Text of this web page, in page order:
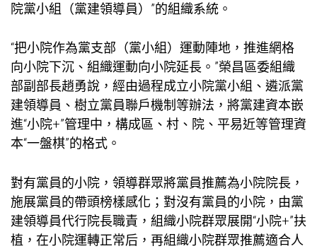
院黨小組（黨建領導員）”的組織系統。
“把小院作為黨支部（黨小組）運動陣地，推進網格
向小院下沉、組織運動向小院延長。”榮昌區委組織
部副部長趙勇說，經由過程成立小院黨小組、遴派黨
建領導員、樹立黨員聯戶機制等辦法，將黨建資本嵌
進“小院+”管理中，構成區、村、院、平易近等管理資
本“一盤棋”的格式。
對有黨員的小院，領導群眾將黨員推薦為小院院長，
施展黨員的帶頭榜樣感化；對沒有黨員的小院，由黨
建領導員代行院長職責，組織小院群眾展開“小院+”扶
植，在小院運轉正常后，再組織小院群眾推薦適合人